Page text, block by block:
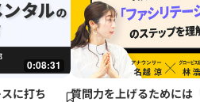
0:08:31
に打ち
質問力を上げるためには